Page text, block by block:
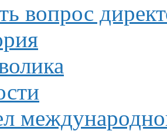
вопрос